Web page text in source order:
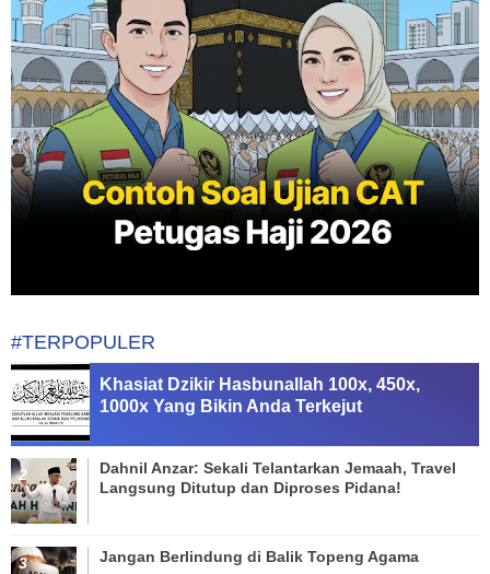
#TERPOPULER
Khasiat Dzikir Hasbunallah 100x, 450x,
1000x Yang Bikin Anda Terkejut
Dahnil Anzar: Sekali Telantarkan Jemaah, Travel
Langsung Ditutup dan Diproses Pidana!
Jangan Berlindung di Balik Topeng Agama